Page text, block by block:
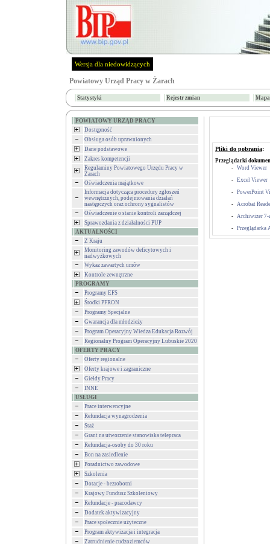
Wersja dla niedowidzących
Powiatowy Urząd Pracy w Żarach
Statystyki Rejestr zmian
POWIATOWY URZĄD PRACY
Dostępność
Obsługa osób uprawnionych
Dane podstawowe
Zakres kompetencji
Regulaminy Powiatowego Urzędu Pracy w
Żarach
Oświadczenia majątkowe
Informacja dotycząca procedury zgłoszeń
wewnętrznych, podejmowania działań
następczych oraz ochrony sygnalistów
Oświadczenie o stanie kontroli zarządczej
Sprawozdania z działalności PUP
AKTUALNOŚCI
Z Kraju
Monitoring zawodów deficytowych i
nadwyżkowych
Wykaz zawartych umów
Kontrole zewnętrzne
PROGRAMY
Programy EFS
Środki PFRON
Programy Specjalne
Gwarancja dla młodzieży
Program Operacyjny Wiedza Edukacja Rozwój
Regionalny Program Operacyjny Lubuskie 2020
OFERTY PRACY
Oferty regionalne
Oferty krajowe i zagraniczne
Giełdy Pracy
INNE
USŁUGI
Prace interwencyjne
Refundacja wynagrodzenia
Staż
Grant na utworzenie stanowiska telepraca
Refundacja-osoby do 30 roku
Bon na zasiedlenie
Poradnictwo zawodowe
Szkolenia
Dotacje - bezrobotni
Krajowy Fundusz Szkoleniowy
Refundacje - pracodawcy
Dodatek aktywizacyjny
Prace społecznie użyteczne
Program aktywizacja i integracja
Zatrudnienie cudzoziemców
Pliki do pobrania:
Przeglądarki
- Word Viewer
- Excel Viewer
- PowerPoint
- Acrobat
- Archiwizer 7-
- Przeglądarka